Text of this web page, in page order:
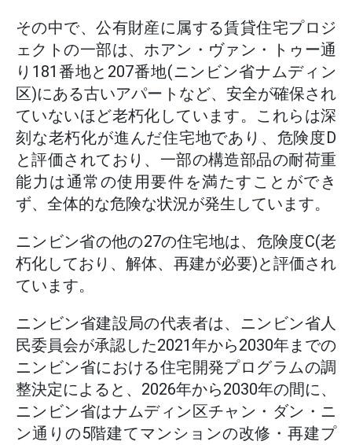
その中で、公有財産に属する賃貸住宅プロジ
ェクトの一部は、ホアン・ヴァン・トゥー通
り181番地と207番地(ニンビン省ナムディン
区)にある古いアパートなど、安全が確保され
ていないほど老朽化しています。これらは深
刻な老朽化が進んだ住宅地であり、危険度D
と評価されており、一部の構造部品の耐荷重
能力は通常の使用要件を満たすことができ
ず、全体的な危険な状況が発生しています。
ニンビン省の他の27の住宅地は、危険度C(老
朽化しており、解体、再建が必要)と評価され
ています。
ニンビン省建設局の代表者は、ニンビン省人
民委員会が承認した2021年から2030年までの
ニンビン省における住宅開発プログラムの調
整決定によると、2026年から2030年の間に、
ニンビン省はナムディン区チャン・ダン・ニ
ン通りの5階建てマンションの改修・再建プ